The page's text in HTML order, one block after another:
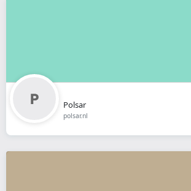
Polsar
polsar.nl